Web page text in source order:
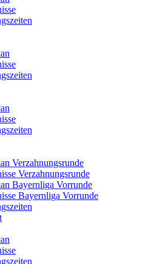
Verzahnungsrunde
Verzahnungsrunde
Bayernliga Vorrunde
Bayernliga Vorrunde